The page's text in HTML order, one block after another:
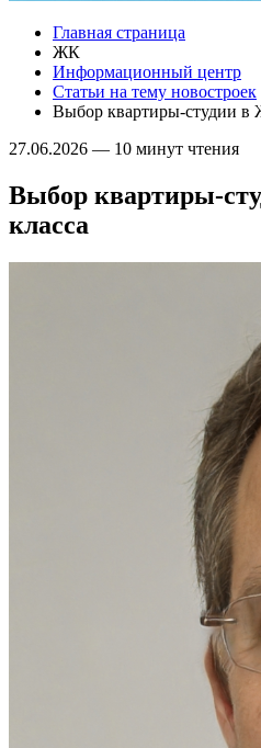
Главная страница
ЖК
Информационный центр
Статьи на тему новостроек
Выбор квартиры-студии в
27.06.2026 — 10 минут чтения
Выбор квартиры-
класса